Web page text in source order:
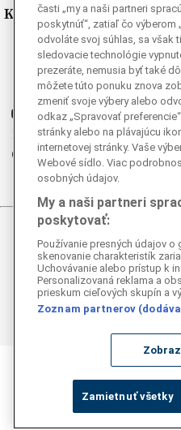
Kde nás nájdete
Facebook
Instagram
Ganjing
Youtube
Twitter
Telegram
RSS
© 2026 Epoch
Všetky práva vyhradené.
správ a fotografií zo
predchádzajúceho
časti „my a naši partneri
poskytnúť“, zatiaľ čo výberom
odvoláte svoj súhlas, sa však
sledovacie technológie
prezeráte, nemusia byť také
môžete túto ponuku znova
zmeniť svoje výbery alebo
odkaz „Spravovať
stránky alebo na plávajúcu
internetovej stránky. Vaše
Webové sídlo. Viac
osobných údajov.
My a naši partneri
poskytovať:
Používanie presných údajov
skenovanie charakteristík
Uchovávanie alebo prístup k
Personalizovaná reklama a
prieskum cieľových skupín a
Zoznam partnerov
Zamietnuť všetky